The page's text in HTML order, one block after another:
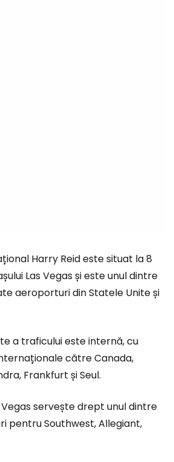
Harry Reid este situat la 8
Las Vegas și este unul dintre
aeroporturi din Statele Unite și
a traficului este internă, cu
către Canada,
Frankfurt și Seul.
servește drept unul dintre
pentru Southwest, Allegiant,